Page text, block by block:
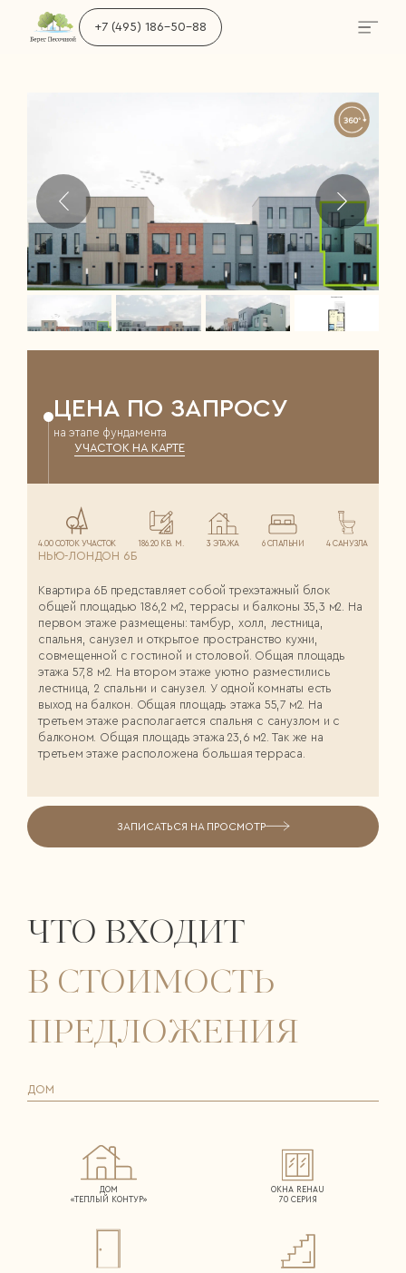
+7 (495) 186-50-88
ЦЕНА ПО ЗАПРОСУ
на этапе фундамента
УЧАСТОК НА КАРТЕ
4.00 СОТОК УЧАСТОК 186.20 КВ. М. 3 ЭТАЖА 6 СПАЛЬНИ 4 САНУЗЛА
НЬЮ-ЛОНДОН 6Б
Квартира 6Б представляет собой трехэтажный блок
общей площадью 186,2 м2, террасы и балконы 35,3 м2. На
первом этаже размещены: тамбур, холл, лестница,
спальня, санузел и открытое пространство кухни,
совмещенной с гостиной и столовой. Общая площадь
этажа 57,8 м2. На втором этаже уютно разместились
лестница, 2 спальни и санузел. У одной комнаты есть
выход на балкон. Общая площадь этажа 55,7 м2. На
третьем этаже располагается спальня с санузлом и с
балконом. Общая площадь этажа 23,6 м2. Так же на
третьем этаже расположена большая терраса.
ЗАПИСАТЬСЯ НА ПРОСМОТР
ЧТО ВХОДИТ
В СТОИМОСТЬ
ПРЕДЛОЖЕНИЯ
ДОМ
ДОМ
«ТЕПЛЫЙ КОНТУР»
ОКНА REHAU
70 СЕРИЯ